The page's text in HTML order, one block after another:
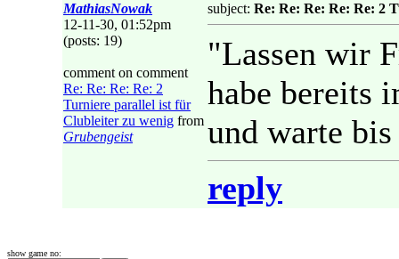
MathiasNowak
12-11-30, 01:52pm
(posts: 19)
comment on comment
Re: Re: Re: Re: 2
Turniere parallel ist für
Clubleiter zu wenig from
Grubengeist
subject: Re: Re: Re: Re: Re: 2
"Lassen wir
habe bereits
und warte
reply
show game no: